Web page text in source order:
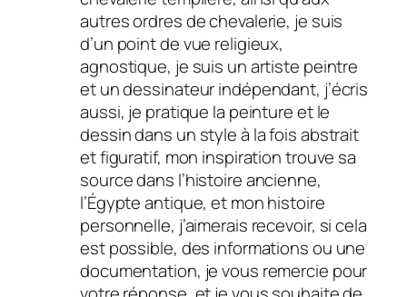
autres ordres de chevalerie, je suis
d’un point de vue religieux,
agnostique, je suis un artiste peintre
et un dessinateur indépendant, j’écris
aussi, je pratique la peinture et le
dessin dans un style à la fois abstrait
et figuratif, mon inspiration trouve sa
source dans l’histoire ancienne,
l’Égypte antique, et mon histoire
personnelle, j’aimerais recevoir, si cela
est possible, des informations ou une
documentation, je vous remercie pour